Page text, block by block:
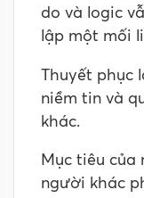
do và logic
lập một mối
Thuyết phục
niềm tin và
khác.
Mục tiêu của
người khác